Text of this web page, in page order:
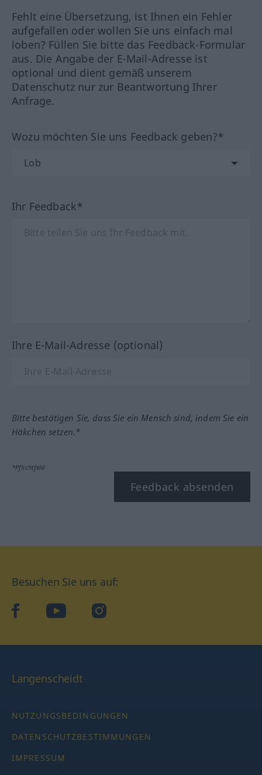
Fehlt eine Übersetzung, ist Ihnen ein Fehler
aufgefallen oder wollen Sie uns einfach mal
loben? Füllen Sie bitte das Feedback-Formular
aus. Die Angabe der E-Mail-Adresse ist
optional und dient gemäß unserem
Datenschutz nur zur Beantwortung Ihrer
Anfrage.
Wozu möchten Sie uns Feedback geben?*
Ihr Feedback*
Ihre E-Mail-Adresse (optional)
Bitte bestätigen Sie, dass Sie ein Mensch sind, indem Sie ein
Häkchen setzen.*
*Pflichtfeld
Feedback absenden
Besuchen Sie uns auf:
facebookYouTube Instagram
Langenscheidt
NUTZUNGSBEDINGUNGEN
DATENSCHUTZBESTIMMUNGEN
IMPRESSUM